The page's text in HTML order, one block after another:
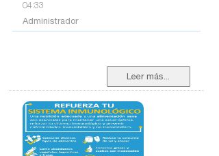
04:33
Administrador
Leer más...